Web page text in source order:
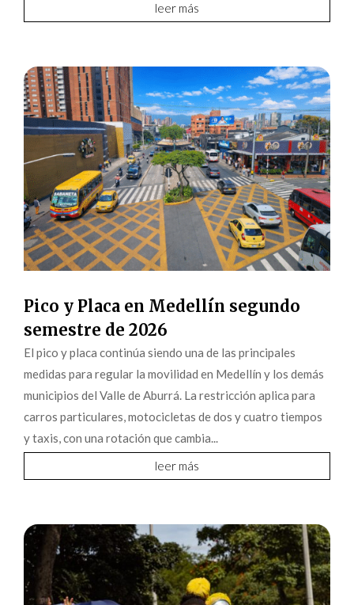
leer más
Pico y Placa en Medellín segundo
semestre de 2026
El pico y placa continúa siendo una de las principales
medidas para regular la movilidad en Medellín y los demás
municipios del Valle de Aburrá. La restricción aplica para
carros particulares, motocicletas de dos y cuatro tiempos
y taxis, con una rotación que cambia...
leer más